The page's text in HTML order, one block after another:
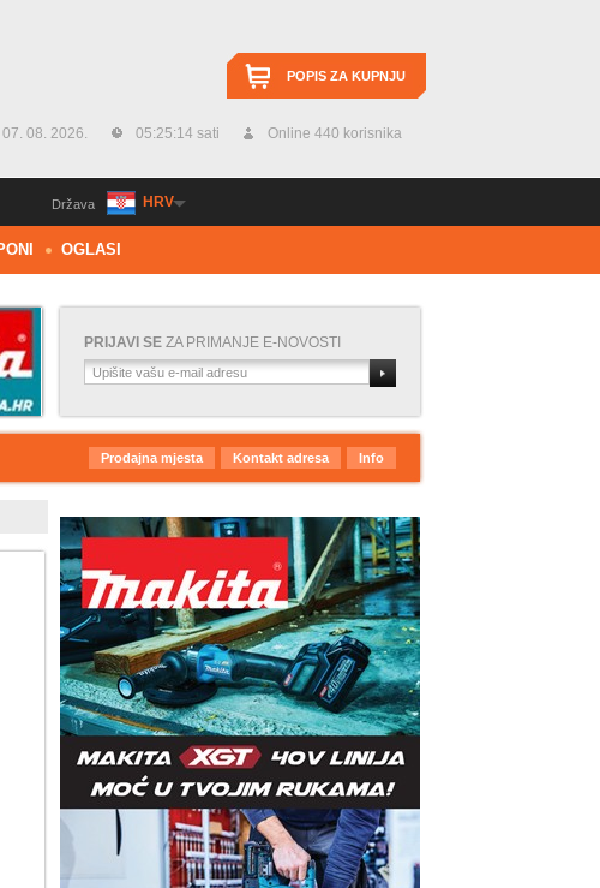
POPIS ZA KUPNJU
07. 08. 2026. 05:25:14 sati Online 440 korisnika
HRV
Država
OGLASI
PRIJAVI SEZA PRIMANJE E-NOVOSTI
Info
Kontakt adresa
Prodajna mjesta